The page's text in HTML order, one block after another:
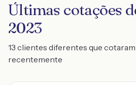
Últimas cotações
2023
13 clientes diferentes que
recentemente